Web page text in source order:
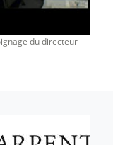
du directeur